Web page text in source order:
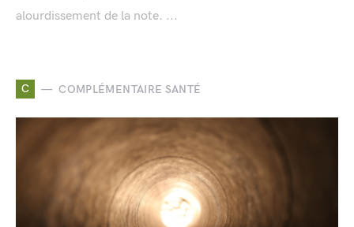
alourdissement de la note. ...
C COMPLÉMENTAIRE SANTÉ